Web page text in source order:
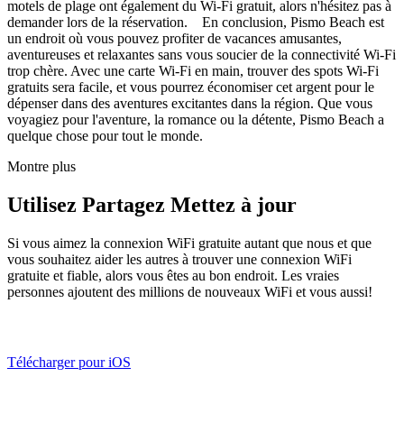
motels de plage ont également du Wi-Fi gratuit, alors n'hésitez pas à
demander lors de la réservation. En conclusion, Pismo Beach est
un endroit où vous pouvez profiter de vacances amusantes,
aventureuses et relaxantes sans vous soucier de la connectivité Wi-Fi
trop chère. Avec une carte Wi-Fi en main, trouver des spots Wi-Fi
gratuits sera facile, et vous pourrez économiser cet argent pour le
dépenser dans des aventures excitantes dans la région. Que vous
voyagiez pour l'aventure, la romance ou la détente, Pismo Beach a
quelque chose pour tout le monde.
Montre plus
Utilisez Partagez Mettez à jour
Si vous aimez la connexion WiFi gratuite autant que nous et que
vous souhaitez aider les autres à trouver une connexion WiFi
gratuite et fiable, alors vous êtes au bon endroit. Les vraies
personnes ajoutent des millions de nouveaux WiFi et vous aussi!
Télécharger pour iOS